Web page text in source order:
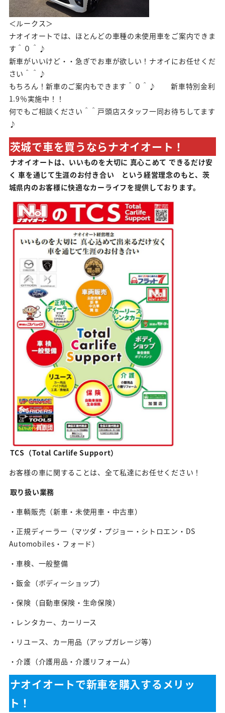
＜ルークス＞
ナオイオートでは、ほとんどの車種の未使用車をご案内できま
す＾０＾♪
新車がいいけど・・急ぎでお車が欲しい！ナオイにお任せくだ
さい＾＾♪
もちろん！新車のご案内もできます＾０＾♪ 新車特別金利
1.9％実施中！！
何でもご相談ください＾＾戸頭店スタッフ一同お待ちしてます
♪
茨城で車を買うならナオイオート！
ナオイオートは、いいものを大切に 真心こめて できるだけ安
く 車を通じて生涯のお付き合い という経営理念のもと、茨
城県内のお客様に快適なカーライフを提供しております。
TCS（Total Carlife Support）
お客様の車に関することは、全て私達にお任せください！
取り扱い業務
・車輌販売（新車・未使用車・中古車）
・正規ディーラー（マツダ・プジョー・シトロエン・DS
Automobiles・フォード）
・車検、一般整備
・鈑金（ボディーショップ）
・保険（自動車保険・生命保険）
・レンタカー、カーリース
・リユース、カー用品（アップガレージ等）
・介護（介護用品・介護リフォーム）
ナオイオートで新車を購入するメリッ
ト！